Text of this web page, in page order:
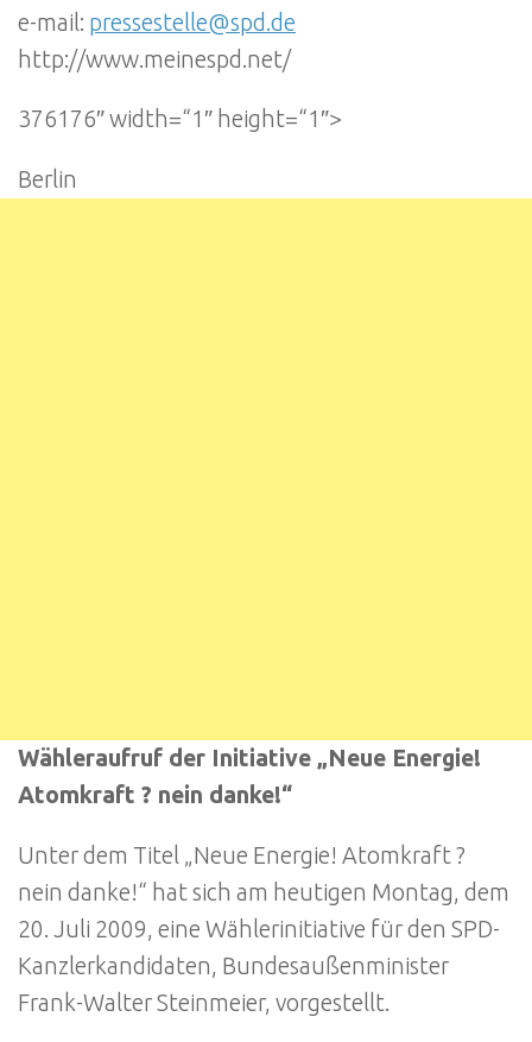
e-mail: pressestelle@spd.de
http://www.meinespd.net/
376176″ width=“1″ height=“1″>
Berlin
Wähleraufruf der Initiative „Neue Energie!
Atomkraft ? nein danke!“
Unter dem Titel „Neue Energie! Atomkraft ?
nein danke!“ hat sich am heutigen Montag, dem
20. Juli 2009, eine Wählerinitiative für den SPD-
Kanzlerkandidaten, Bundesaußenminister
Frank-Walter Steinmeier, vorgestellt.